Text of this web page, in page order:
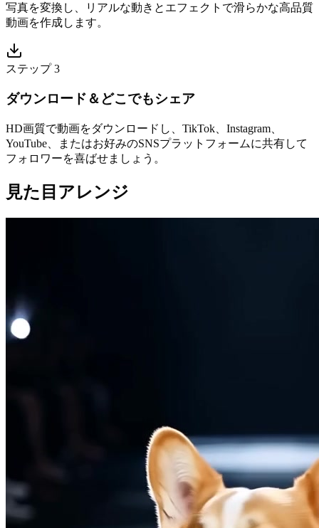
写真を変換し、リアルな動きとエフェクトで滑らかな高品質
動画を作成します。
ステップ 3
ダウンロード＆どこでもシェア
HD画質で動画をダウンロードし、TikTok、Instagram、
YouTube、またはお好みのSNSプラットフォームに共有して
フォロワーを喜ばせましょう。
見た目アレンジ